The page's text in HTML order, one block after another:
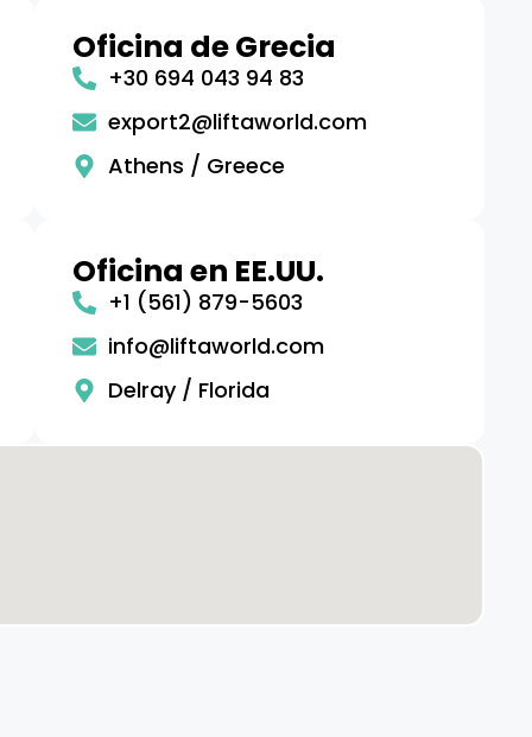
Oficina de Grecia
+30 694 043 94 83
export2@liftaworld.com
Athens / Greece
Oficina en EE.UU.
+1 (561) 879-5603
info@liftaworld.com
Delray / Florida